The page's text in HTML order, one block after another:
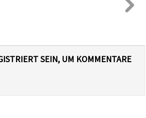
SEIN, UM KOMMENTARE